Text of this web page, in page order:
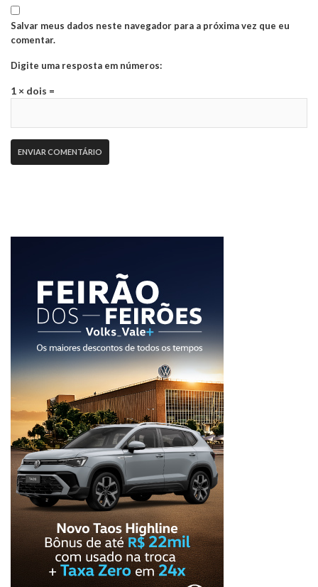
Salvar meus dados neste navegador para a próxima vez que eu
comentar.
Digite uma resposta em números:
1 × dois =